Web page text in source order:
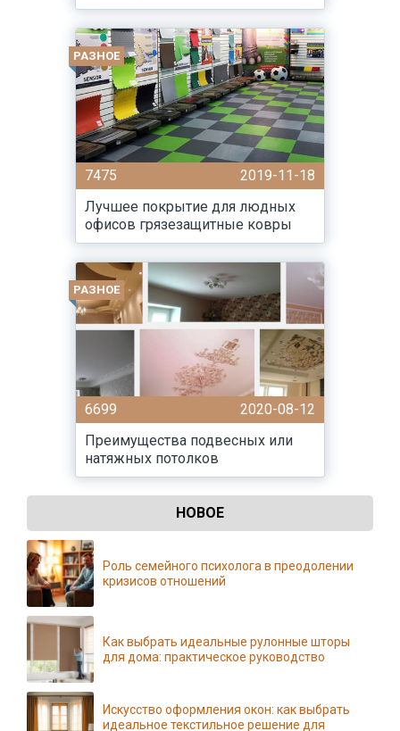
РАЗНОЕ
7475
2019-11-18
Лучшее покрытие для людных
офисов грязезащитные ковры
РАЗНОЕ
6699
2020-08-12
Преимущества подвесных или
натяжных потолков
НОВОЕ
Роль семейного психолога в преодолении
кризисов отношений
Как выбрать идеальные рулонные шторы
для дома: практическое руководство
Искусство оформления окон: как выбрать
идеальное текстильное решение для